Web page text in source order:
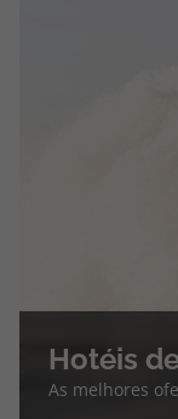
Hotéis
As melhores